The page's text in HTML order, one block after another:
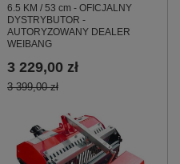
6.5 KM / 53 cm - OFICJALNY
DYSTRYBUTOR -
AUTORYZOWANY DEALER
WEIBANG
3 229,00 zł
3 399,00 zł